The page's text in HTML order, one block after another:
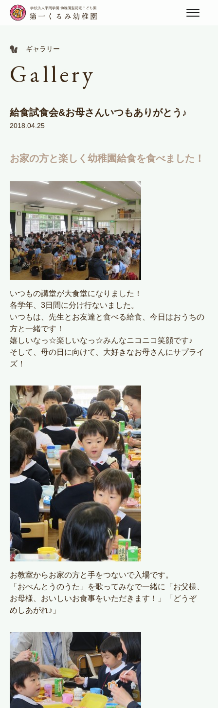
ギャラリー
Gallery
給食試食会&お母さんいつもありがとう♪
2018.04.25
お家の方と楽しく幼稚園給食を食べました！
いつもの講堂が大食堂になりました！
各学年、3日間に分け行ないました。
いつもは、先生とお友達と食べる給食、今日はおうちの
方と一緒です！
嬉しいなっ☆楽しいなっ☆みんなニコニコ笑顔です♪
そして、母の日に向けて、大好きなお母さんにサプライ
ズ！
お教室からお家の方と手をつないで入場です。
「おべんとうのうた」を歌ってみなで一緒に「お父様、
お母様、おいしいお食事をいただきます！」「どうぞ
めしあがれ♪」